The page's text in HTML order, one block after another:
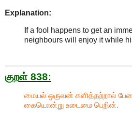
Explanation:
If a fool happens to get an
neighbours will enjoy it while
குறள் 838:
மையல் ஒருவன் களித்தற்றால்
கையொன்று உடைமை பெறின்.